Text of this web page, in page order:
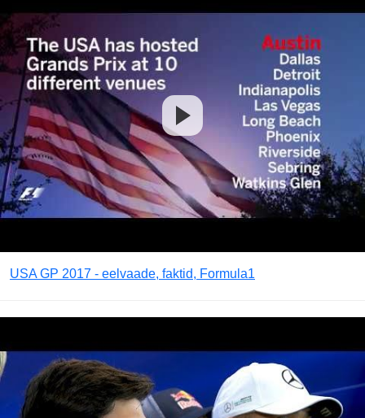
USA GP 2017 - eelvaade, faktid, Formula1